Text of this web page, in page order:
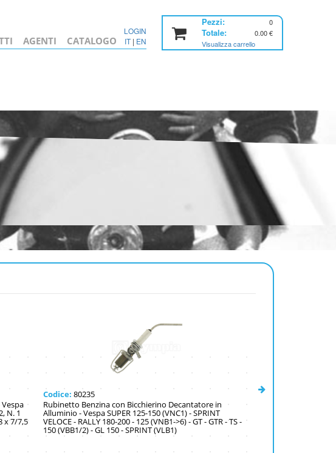
Pezzi: 0
Totale: 0.00€
Visualizza carrello
AGENTI CATALOGO
LOGIN
IT| EN
N. 1
x 7/7,5
Codice: 80235
Rubinetto Benzina con Bicchierino Decantatore in
Alluminio - Vespa SUPER 125-150 (VNC1) - SPRINT
VELOCE - RALLY 180-200 - 125 (VNB1->6) - GT - GTR - TS -
150 (VBB1/2) - GL 150 - SPRINT (VLB1)
Codice: